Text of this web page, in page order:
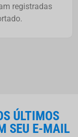
registradas
ÚLTIMOS
SEU E-MAIL